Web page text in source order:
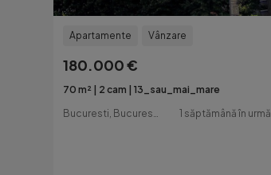
Apartamente Vânzare
180.000 €
70 m² 2 cam
13_sau_mai_mare
Bucuresti, Bucuresti-Ilfov
1 săptămână în urmă